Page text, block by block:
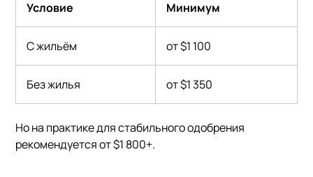
Условие Минимум
С жильём от $1 100
Без жилья от $1 350
Но на практике для стабильного одобрения
рекомендуется от $1 800+.